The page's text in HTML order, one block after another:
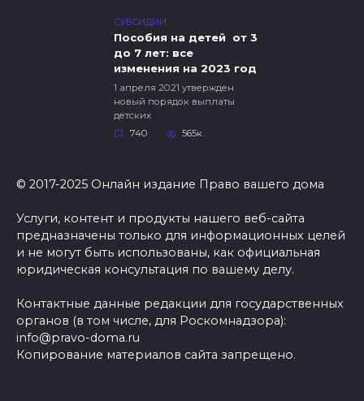
СУБСИДИИ
Пособия на детей от 3
до 7 лет: все
изменения на 2023 год
1 апреля 2021 утвержден
новый порядок выплаты
детских
740
565к.
© 2017-2025 Онлайн издание Право вашего дома
Услуги, контент и продукты нашего веб-сайта
предназначены только для информационных целей
и не могут быть использованы, как официальная
юридическая консультация по вашему делу.
Контактные данные редакции для государственных
органов (в том числе, для Роскомнадзора):
info@pravo-doma.ru
Копирование материалов сайта запрещено.